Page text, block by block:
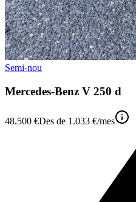
Semi-nou
Mercedes-Benz V 250 d
48.500 €Des de 1.033 €/mes